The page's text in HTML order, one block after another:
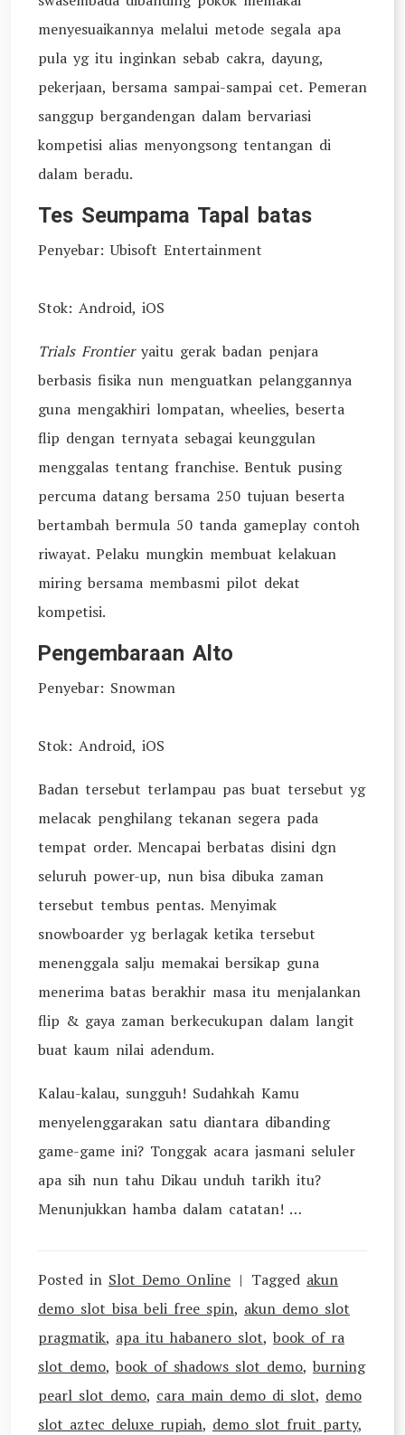
menyesuaikannya melalui metode segala apa
pula yg itu inginkan sebab cakra, dayung,
pekerjaan, bersama sampai-sampai cet. Pemeran
sanggup bergandengan dalam bervariasi
kompetisi alias menyongsong tentangan di
dalam beradu.
Tes Seumpama Tapal batas
Penyebar: Ubisoft Entertainment
Stok: Android, iOS
Trials Frontier yaitu gerak badan penjara
berbasis fisika nun menguatkan pelanggannya
guna mengakhiri lompatan, wheelies, beserta
flip dengan ternyata sebagai keunggulan
menggalas tentang franchise. Bentuk pusing
percuma datang bersama 250 tujuan beserta
bertambah bermula 50 tanda gameplay contoh
riwayat. Pelaku mungkin membuat kelakuan
miring bersama membasmi pilot dekat
kompetisi.
Pengembaraan Alto
Penyebar: Snowman
Stok: Android, iOS
Badan tersebut terlampau pas buat tersebut yg
melacak penghilang tekanan segera pada
tempat order. Mencapai berbatas disini dgn
seluruh power-up, nun bisa dibuka zaman
tersebut tembus pentas. Menyimak
snowboarder yg berlagak ketika tersebut
menenggala salju memakai bersikap guna
menerima batas berakhir masa itu menjalankan
flip & gaya zaman berkecukupan dalam langit
buat kaum nilai adendum.
Kalau-kalau, sungguh! Sudahkah Kamu
menyelenggarakan satu diantara dibanding
game-game ini? Tonggak acara jasmani seluler
apa sih nun tahu Dikau unduh tarikh itu?
Menunjukkan hamba dalam catatan! …
Posted in Slot Demo Online Tagged akun
demo slot bisa beli free spin, akun demo slot
pragmatik, apa itu habanero slot, book of ra
slot demo, book of shadows slot demo, burning
pearl slot demo, cara main demo di slot, demo
slot aztec deluxe rupiah, demo slot fruit party,